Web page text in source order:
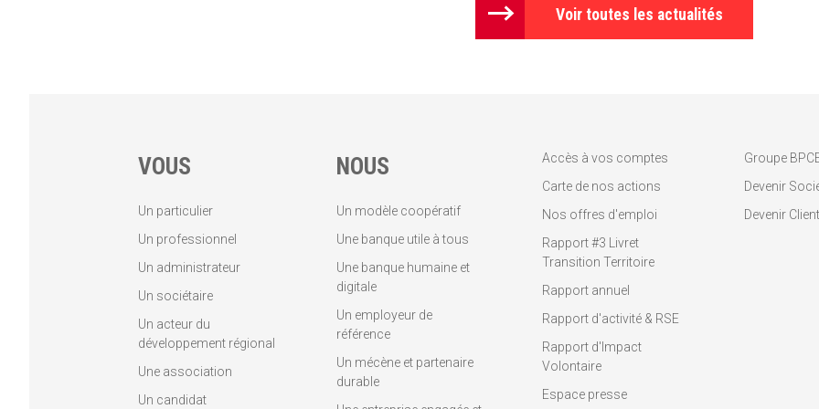
Voir toutes les actualités
VOUS
Un particulier
Un professionnel
Un administrateur
Un sociétaire
Un acteur du
développement régional
Une association
Un candidat
NOUS
Un modèle coopératif
Une banque utile à tous
Une banque humaine et
digitale
Un employeur de
référence
Un mécène et partenaire
durable
Accès à vos comptes
Carte de nos actions
Nos offres d'emploi
Rapport #3 Livret
Transition Territoire
Rapport annuel
Rapport d'activité & RSE
Rapport d'Impact
Volontaire
Espace presse
Groupe
Devenir
Devenir Client